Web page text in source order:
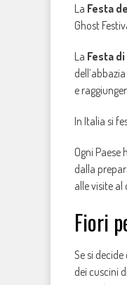
La Festa
Ghost
La Festa
e
In Italia si
Ogni
dalla
alle visite
Fiori
Se si
dei cuscini